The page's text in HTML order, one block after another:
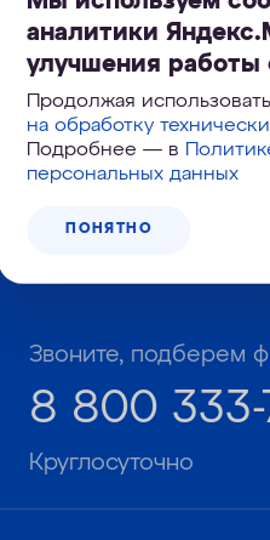
аналитики
улучшения работы
Продолжая
на обработку
Подробнее — в
персональных данных
ПОНЯТНО
данных .
сообщений
Звоните, подберем
8 800 333-
Круглосуточно